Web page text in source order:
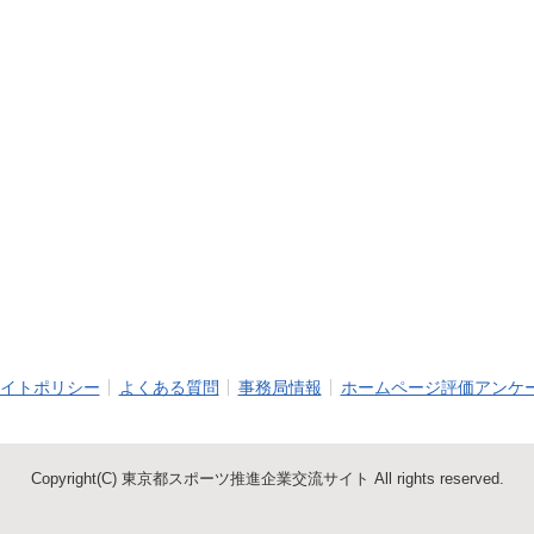
トポリシー よくある質問 事務局情報 ホームページ評価アンケ
Copyright(C) 東京都スポーツ推進企業交流サイト All rights reserved.